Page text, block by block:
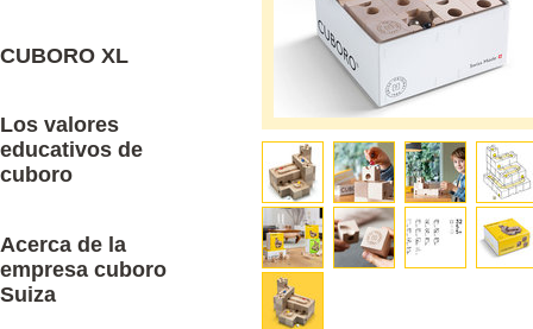
CUBORO XL
Los valores
educativos de
cuboro
Acerca de la
empresa cuboro
Suiza